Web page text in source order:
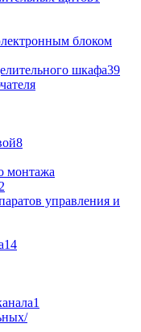
блоком
шкафа39
8
монтажа
2
управления и
14
1